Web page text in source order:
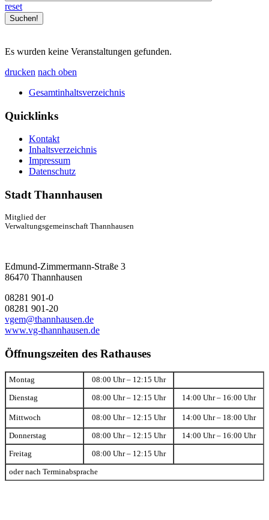
reset
Es wurden keine Veranstaltungen gefunden.
drucken nach oben
Gesamtinhaltsverzeichnis
Quicklinks
Kontakt
Inhaltsverzeichnis
Impressum
Datenschutz
Stadt Thannhausen
Mitglied der
Verwaltungsgemeinschaft Thannhausen
Edmund-Zimmermann-Straße 3
86470 Thannhausen
08281 901-0
08281 901-20
vgem@thannhausen.de
www.vg-thannhausen.de
Öffnungszeiten des Rathauses
Montag 08:00 Uhr – 12:15 Uhr
Dienstag 08:00 Uhr – 12:15 Uhr 14:00 Uhr – 16:00 Uhr
Mittwoch 08:00 Uhr – 12:15 Uhr 14:00 Uhr – 18:00 Uhr
Donnerstag 08:00 Uhr – 12:15 Uhr 14:00 Uhr – 16:00 Uhr
Freitag 08:00 Uhr – 12:15 Uhr
oder nach Terminabsprache